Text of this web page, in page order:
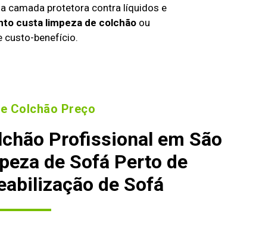
camada protetora contra líquidos e
custa limpeza de colchãoou
custo-benefício.
Colchão Preço
Profissional em São
de Sofá Perto de
de Sofá